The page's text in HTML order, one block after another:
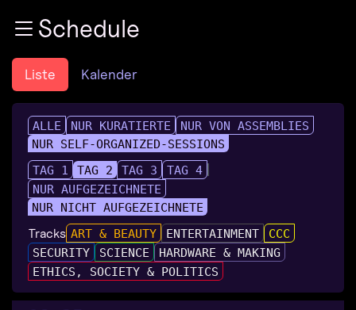
Zum InhaltSchedule
Liste Kalender
ALLE NUR KURATIERTE
NUR VON ASSEMBLIES
NUR SELF-ORGANIZED-SESSIONS
TAG 1
TAG 2 TAG 3
TAG 4
NUR AUFGEZEICHNETE
NUR NICHT AUFGEZEICHNETE
Tracks ART & BEAUTY ENTERTAINMENT
CCC
SECURITY
SCIENCE
HARDWARE & MAKING
ETHICS, SOCIETY & POLITICS